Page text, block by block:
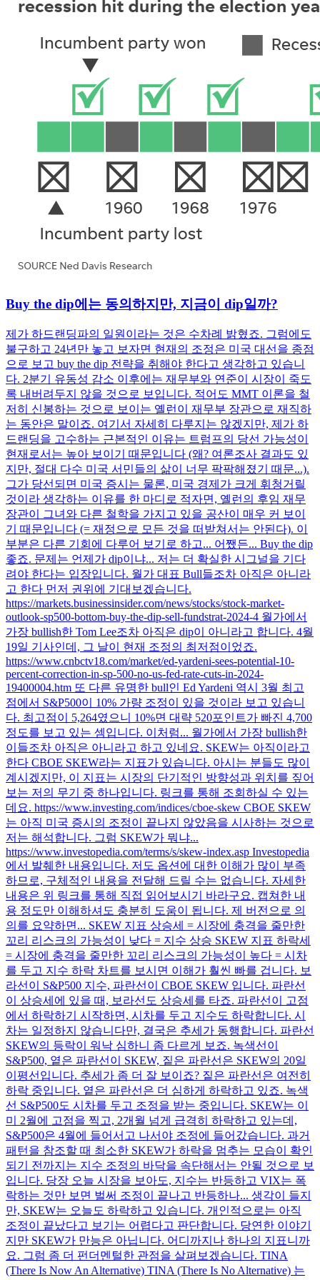
Buy the dip에는 동의하지만, 지금이 dip일까?
제가 하드랜딩파의 일원이라는 것은 수차례 밝혔죠. 그럼에도
불구하고 24년만 놓고 보자면 현재의 조정은 미국 대선을 종점
으로 보고 buy the dip 전략을 취해야 한다고 생각하고 있습니
다. 2분기 유동성 감소 이후에는 재무부와 연준이 시장이 죽도
록 내버려두지 않을 것으로 보입니다. 적어도 MMT 이론을 철
저히 신봉하는 것으로 보이는 옐런이 재무부 장관으로 재직하
는 동안은 말이죠. 여기서 자세히 다루지는 않겠지만, 제가 하
드랜딩을 고수하는 근본적인 이유는 트럼프의 당선 가능성이
현재로서는 높아 보이기 때문입니다 (왜? 여론조사 결과도 있
지만, 절대 다수 미국 서민들의 삶이 너무 팍팍해졌기 때문...).
그가 당선되면 미국 증시는 물론, 미국 경제가 크게 휘청거릴
것이라 생각하는 이유를 한 마디로 적자면, 옐런의 후임 재무
장관이 그녀와 다른 철학을 가지고 있을 공산이 매우 커 보이
기 때문입니다 (= 재정으로 모든 것을 떠받쳐서는 안된다). 이
부분은 다른 기회에 다루어 보기로 하고... 어쨌든... Buy the dip
좋죠. 문제는 언제가 dip이냐... 저는 더 확실한 시그널을 기다
려야 한다는 입장입니다. 월가 대표 Bull들조차 아직은 아니라
고 한다 먼저 권위에 기대보겠습니다.
https://markets.businessinsider.com/news/stocks/stock-market-
outlook-sp500-bottom-buy-the-dip-sell-fundstrat-2024-4 월가에서
가장 bullish한 Tom Lee조차 아직은 dip이 아니라고 합니다. 4월
19일 기사인데, 그 날이 현재 조정의 최저점이었죠.
https://www.cnbctv18.com/market/ed-yardeni-sees-potential-10-
percent-correction-in-sp-500-no-us-fed-rate-cuts-in-2024-
19400004.htm 또 다른 유명한 bull인 Ed Yardeni 역시 3월 최고
점에서 S&P500이 10% 가량 조정이 있을 것이라 보고 있습니
다. 최고점이 5,264였으니 10%면 대략 520포인트가 빠진 4,700
정도를 보고 있는 셈입니다. 이처럼... 월가에서 가장 bullish한
이들조차 아직은 아니라고 하고 있네요. SKEW는 아직이라고
한다 CBOE SKEW라는 지표가 있습니다. 아시는 분들도 많이
계시겠지만, 이 지표는 시장의 단기적인 방향성과 위치를 짚어
보는 저의 무기 중 하나입니다. 링크를 통해 조회하실 수 있는
데요. https://www.investing.com/indices/cboe-skew CBOE SKEW
는 아직 미국 증시의 조정이 끝나지 않았음을 시사하는 것으로
저는 해석합니다. 그럼 SKEW가 뭐냐...
https://www.investopedia.com/terms/s/skew-index.asp Investopedia
에서 발췌한 내용입니다. 저도 옵션에 대한 이해가 많이 부족
하므로, 구체적인 내용을 전달해 드릴 수는 없습니다. 자세한
내용은 위 링크를 통해 직접 읽어보시기 바라구요. 캡쳐한 내
용 정도만 이해하셔도 충분히 도움이 됩니다. 제 버전으로 의
의를 요약하면... SKEW 지표 상승세 = 시장에 충격을 줄만한
꼬리 리스크의 가능성이 낮다 = 지수 상승 SKEW 지표 하락세
= 시장에 충격을 줄만한 꼬리 리스크의 가능성이 높다 = 시차
를 두고 지수 하락 차트를 보시면 이해가 훨씬 빠를 겁니다. 보
라선이 S&P500 지수, 파란선이 CBOE SKEW 입니다. 파란선
이 상승세에 있을 때, 보라선도 상승세를 타죠. 파란선이 고점
에서 하락하기 시작하면, 시차를 두고 지수도 하락합니다. 시
차는 일정하지 않습니다만, 결국은 추세가 동행합니다. 파란선
SKEW의 등락이 워낙 심하니 좀 다르게 보죠. 녹색선이
S&P500, 옅은 파란선이 SKEW, 짙은 파란선은 SKEW의 20일
이평선입니다. 추세가 좀 더 잘 보이죠? 짙은 파란선은 여전히
하락 중입니다. 옅은 파란선은 더 심하게 하락하고 있죠. 녹색
선 S&P500도 시차를 두고 조정을 받는 중입니다. SKEW는 이
미 2월에 고점을 찍고, 2개월 넘게 급격히 하락하고 있는데,
S&P500은 4월에 들어서고 나서야 조정에 들어갔습니다. 과거
패턴을 참조할 때 최소한 SKEW가 하락을 멈추는 모습이 확인
되기 전까지는 지수 조정의 바닥을 속단해서는 안될 것으로 보
입니다. 당장 오늘 시장을 보아도, 지수는 반등하고 VIX는 폭
락하는 것만 보면 벌써 조정이 끝나고 반등하나... 생각이 들지
만, SKEW는 오늘도 하락하고 있습니다. 개인적으로는 아직
조정이 끝났다고 보기는 어렵다고 판단합니다. 당연한 이야기
지만 SKEW가 만능은 아닙니다. 어디까지나 하나의 지표니까
요. 그럼 좀 더 펀더멘털한 관점을 살펴보겠습니다. TINA
(There Is Now An Alternative) TINA (There Is No Alternative) 는